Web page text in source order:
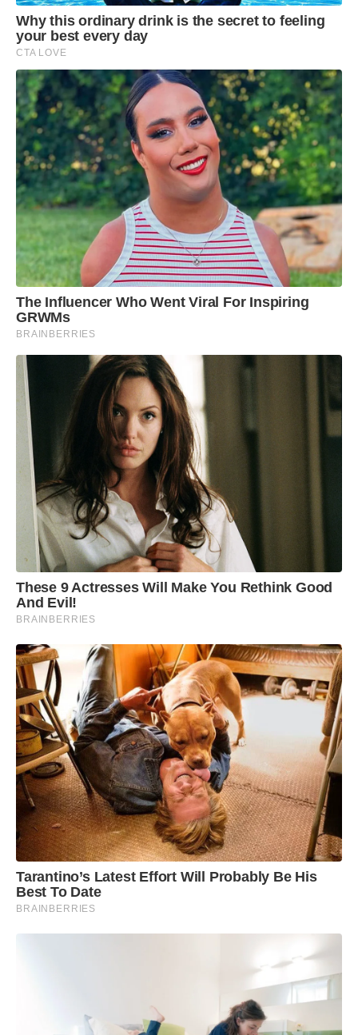
Why this ordinary drink is the secret to feeling
your best every day
CTA LOVE
The Influencer Who Went Viral For Inspiring
GRWMs
BRAINBERRIES
These 9 Actresses Will Make You Rethink Good
And Evil!
BRAINBERRIES
Tarantino’s Latest Effort Will Probably Be His
Best To Date
BRAINBERRIES